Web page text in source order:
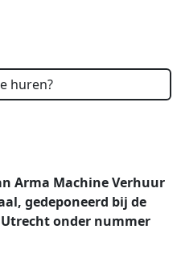
huren?
Arma Machine Verhuur
gedeponeerd bij de
onder nummer